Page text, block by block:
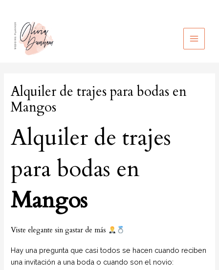
contenido
MAIN
Alquiler de trajes para bodas en
Mangos
Alquiler de trajes
para bodas en
Mangos
Viste elegante sin gastar de más
Hay una pregunta que casi todos se hacen cuando reciben
una invitación a una boda o cuando son el novio: